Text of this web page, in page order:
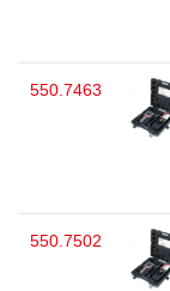
550.7463
550.7502